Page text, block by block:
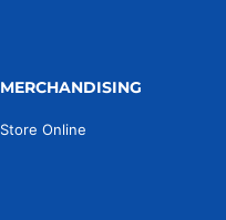
MERCHANDISING
Store Online